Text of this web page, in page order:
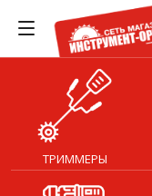
ТРИММЕРЫ